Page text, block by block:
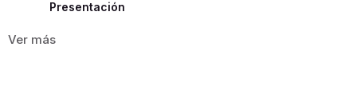
Presentación